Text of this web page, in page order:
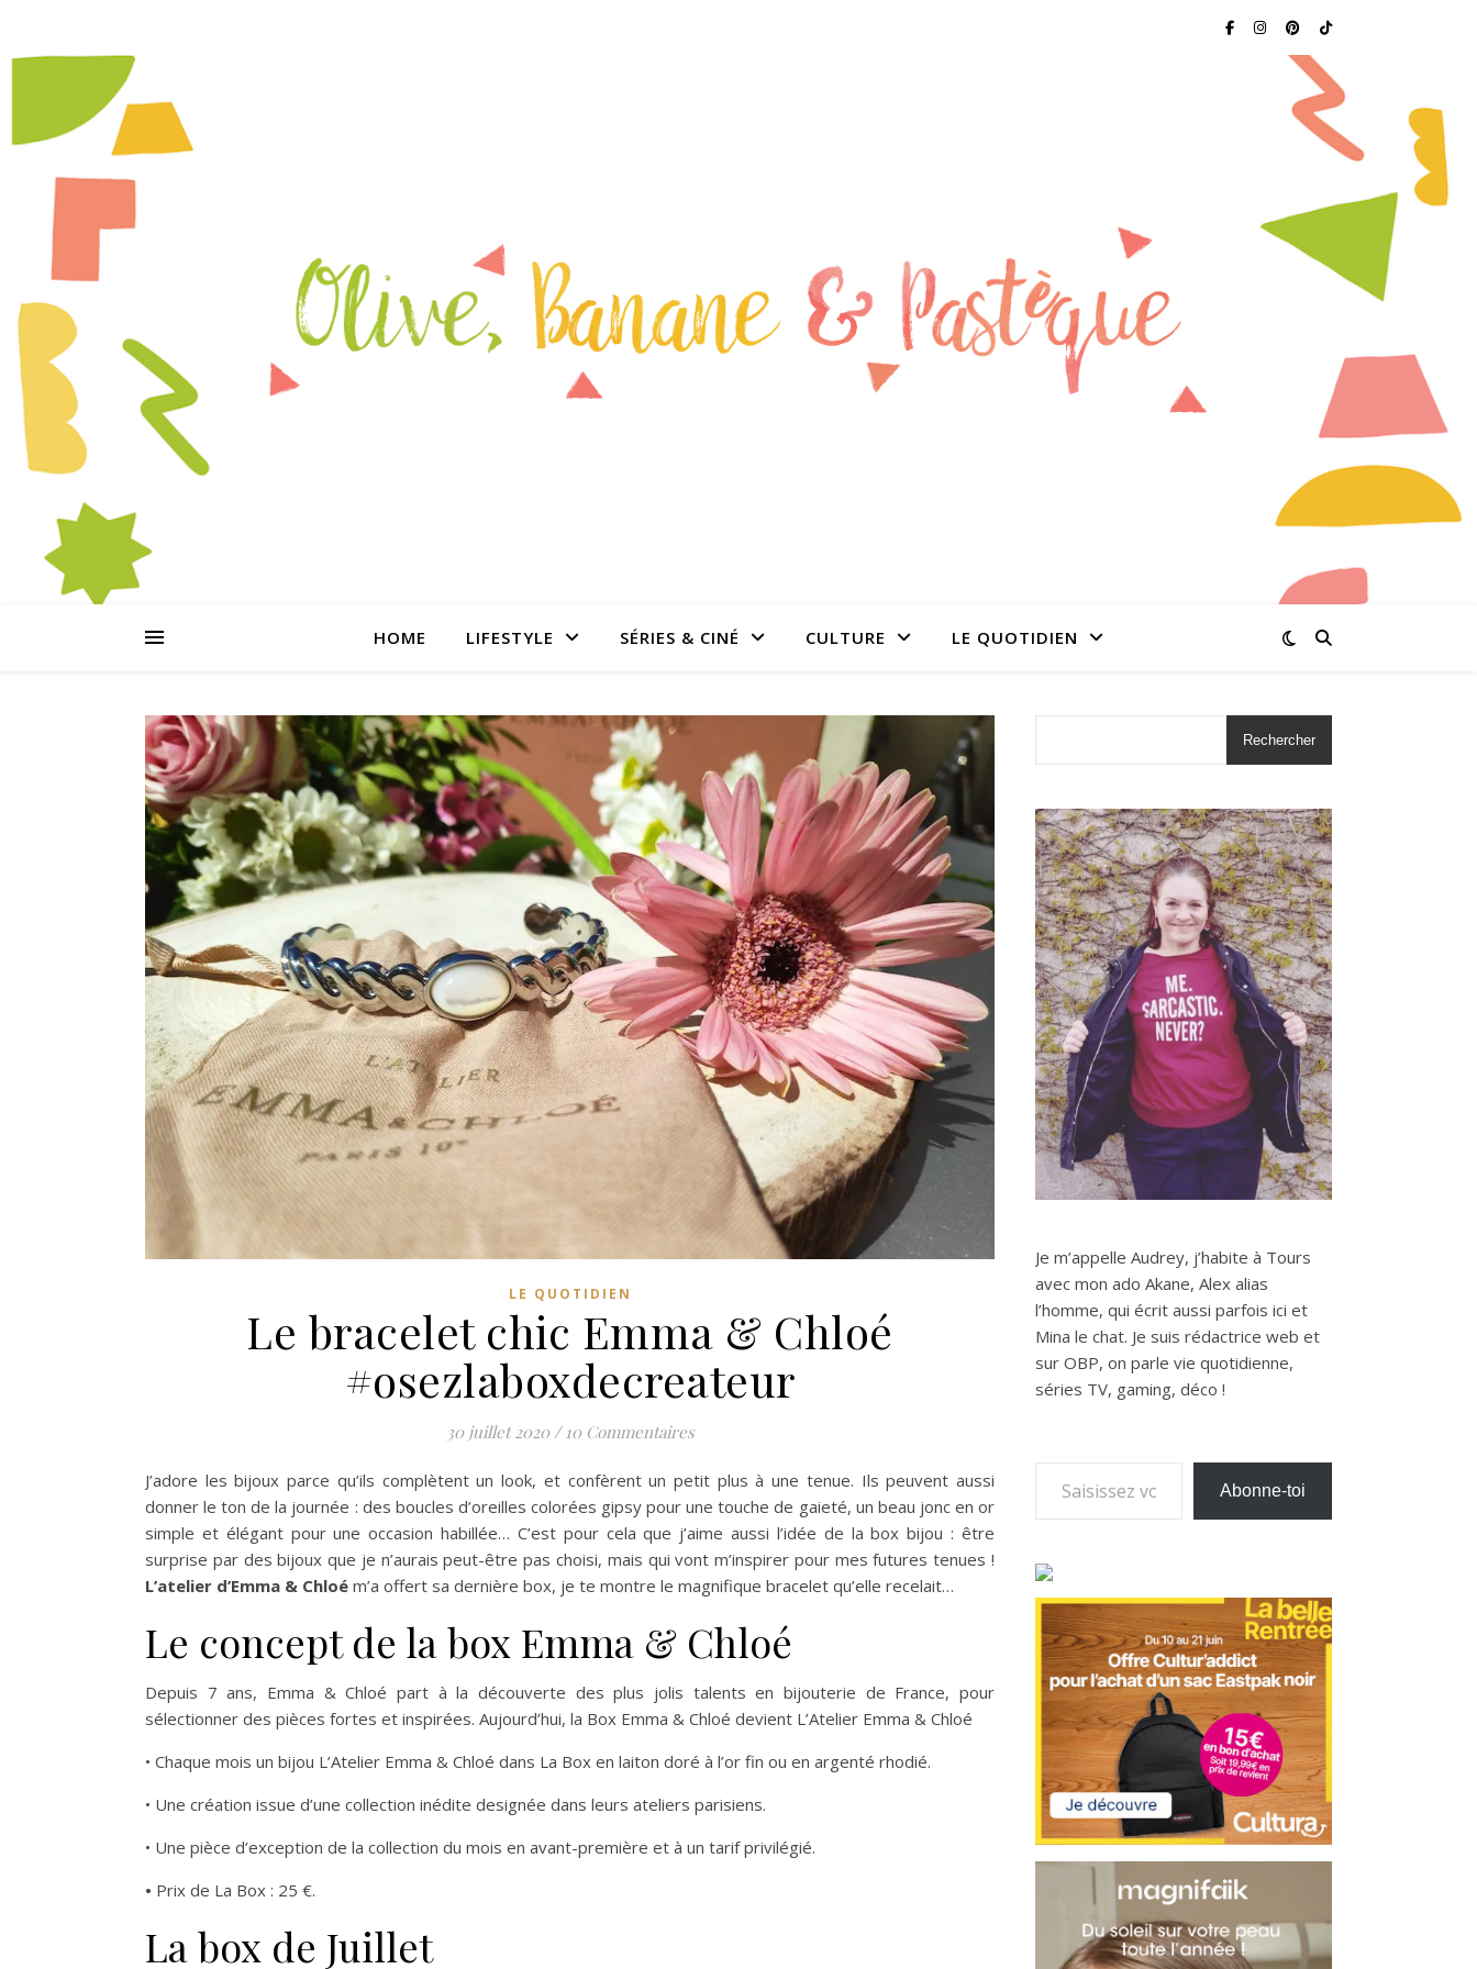
HOME LIFESTYLE SÉRIES & CINÉ CULTURE LE QUOTIDIEN
LE QUOTIDIEN
Le bracelet chic Emma & Chloé
#osezlaboxdecreateur
30 juillet 2020 / 10 Commentaires
J’adore les bijoux parce qu’ils complètent un look, et confèrent un petit plus à une tenue. Ils peuvent aussi
donner le ton de la journée : des boucles d’oreilles colorées gipsy pour une touche de gaieté, un beau jonc en or
simple et élégant pour une occasion habillée… C’est pour cela que j’aime aussi l’idée de la box bijou : être
surprise par des bijoux que je n’aurais peut-être pas choisi, mais qui vont m’inspirer pour mes futures tenues !
L’atelier d’Emma & Chloé m’a offert sa dernière box, je te montre le magnifique bracelet qu’elle recelait…
Le concept de la box Emma & Chloé
Depuis 7 ans, Emma & Chloé part à la découverte des plus jolis talents en bijouterie de France, pour
sélectionner des pièces fortes et inspirées. Aujourd’hui, la Box Emma & Chloé devient L’Atelier Emma & Chloé
• Chaque mois un bijou L’Atelier Emma & Chloé dans La Box en laiton doré à l’or fin ou en argenté rhodié.
• Une création issue d’une collection inédite designée dans leurs ateliers parisiens.
• Une pièce d’exception de la collection du mois en avant-première et à un tarif privilégié.
• Prix de La Box : 25 €.
La box de Juillet
Rechercher
Je m’appelle Audrey, j’habite à Tours
avec mon ado Akane, Alex alias
l’homme, qui écrit aussi parfois ici et
Mina le chat. Je suis rédactrice web et
sur OBP, on parle vie quotidienne,
séries TV, gaming, déco !
Saisissez votre adresse e-mail…
Abonne-toi